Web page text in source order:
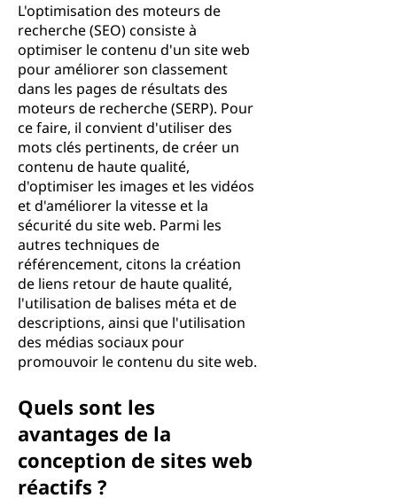
L'optimisation des moteurs de
recherche (SEO) consiste à
optimiser le contenu d'un site web
pour améliorer son classement
dans les pages de résultats des
moteurs de recherche (SERP). Pour
ce faire, il convient d'utiliser des
mots clés pertinents, de créer un
contenu de haute qualité,
d'optimiser les images et les vidéos
et d'améliorer la vitesse et la
sécurité du site web. Parmi les
autres techniques de
référencement, citons la création
de liens retour de haute qualité,
l'utilisation de balises méta et de
descriptions, ainsi que l'utilisation
des médias sociaux pour
promouvoir le contenu du site web.
Quels sont les
avantages de la
conception de sites web
réactifs ?